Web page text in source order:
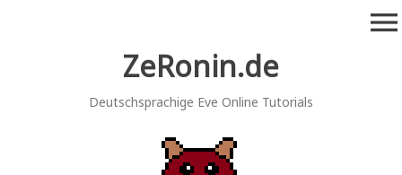
ZeRonin.de
Deutschsprachige Eve Online Tutorials
menu